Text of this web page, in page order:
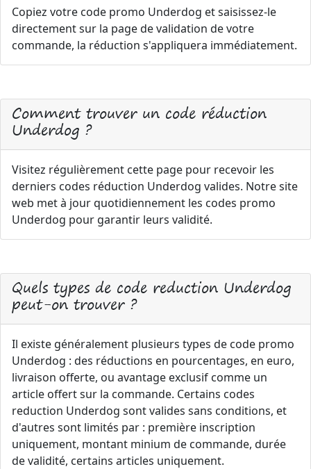
Copiez votre code promo Underdog et saisissez-le
directement sur la page de validation de votre
commande, la réduction s'appliquera immédiatement.
Comment trouver un code réduction
Underdog ?
Visitez régulièrement cette page pour recevoir les
derniers codes réduction Underdog valides. Notre site
web met à jour quotidiennement les codes promo
Underdog pour garantir leurs validité.
Quels types de code reduction Underdog
peut-on trouver ?
Il existe généralement plusieurs types de code promo
Underdog : des réductions en pourcentages, en euro,
livraison offerte, ou avantage exclusif comme un
article offert sur la commande. Certains codes
reduction Underdog sont valides sans conditions, et
d'autres sont limités par : première inscription
uniquement, montant minium de commande, durée
de validité, certains articles uniquement.